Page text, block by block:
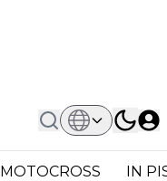
MOTOCROSS IN